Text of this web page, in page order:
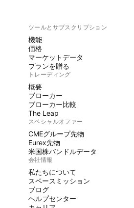
ツールとサブスクリプション
機能
価格
マーケットデータ
プランを贈る
トレーディング
概要
ブローカー
ブローカー比較
The Leap
スペシャルオファー
CMEグループ先物
Eurex先物
米国株バンドルデータ
会社情報
私たちについて
スペースミッション
ブログ
ヘルプセンター